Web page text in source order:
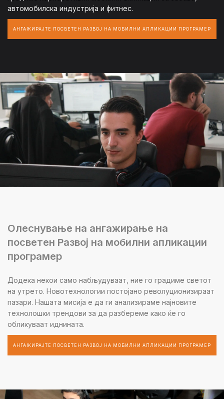
автомобилска индустрија и фитнес.
АНГАЖИРАЈТЕ ПОСВЕТЕН РАЗВОЈ НА МОБИЛНИ АПЛИКАЦИИ ПРОГРАМЕР
Олеснување на ангажирање на
посветен Развој на мобилни апликации
програмер
Додека некои само набљудуваат, ние го градиме светот
на утрето. Новотехнологии постојано револуционизираат
пазари. Нашата мисија е да ги анализираме најновите
технолошки трендови за да разбереме како ќе го
обликуваат иднината.
АНГАЖИРАЈТЕ ПОСВЕТЕН РАЗВОЈ НА МОБИЛНИ АПЛИКАЦИИ ПРОГРАМЕР